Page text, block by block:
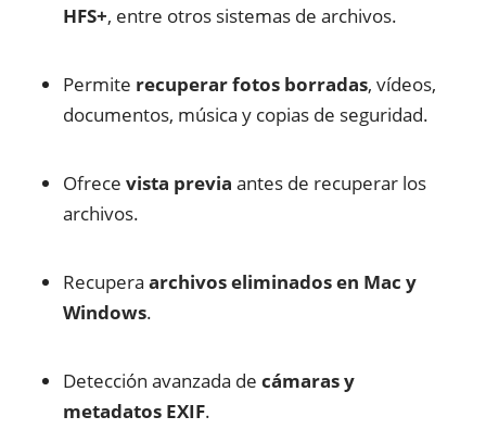
HFS+, entre otros sistemas de archivos.
Permite recuperar fotos borradas, vídeos,
documentos, música y copias de seguridad.
Ofrece vista previa antes de recuperar los
archivos.
Recupera archivos eliminados en Mac y
Windows.
Detección avanzada de cámaras y
metadatos EXIF.